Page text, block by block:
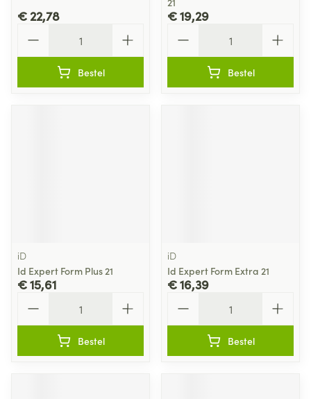
€ 22,78
Bestel
€ 19,29
Bestel
iD
Id Expert Form Plus 21
€ 15,61
Bestel
iD
Id Expert Form Extra 21
€ 16,39
Bestel